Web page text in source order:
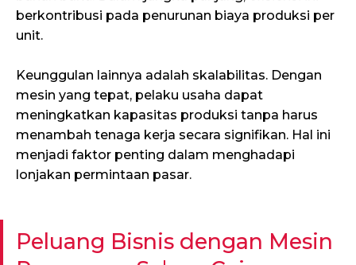
berkontribusi pada penurunan biaya produksi per
unit.
Keunggulan lainnya adalah skalabilitas. Dengan
mesin yang tepat, pelaku usaha dapat
meningkatkan kapasitas produksi tanpa harus
menambah tenaga kerja secara signifikan. Hal ini
menjadi faktor penting dalam menghadapi
lonjakan permintaan pasar.
Peluang Bisnis dengan Mesin